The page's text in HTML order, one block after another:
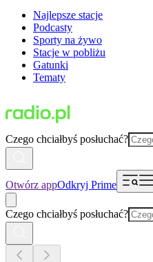
Najlepsze stacje
Podcasty
Sporty na żywo
Stacje w pobliżu
Gatunki
Tematy
Czego chciałbyś posłuchać?
Otwórz appOdkryj Prime
Czego chciałbyś posłuchać?